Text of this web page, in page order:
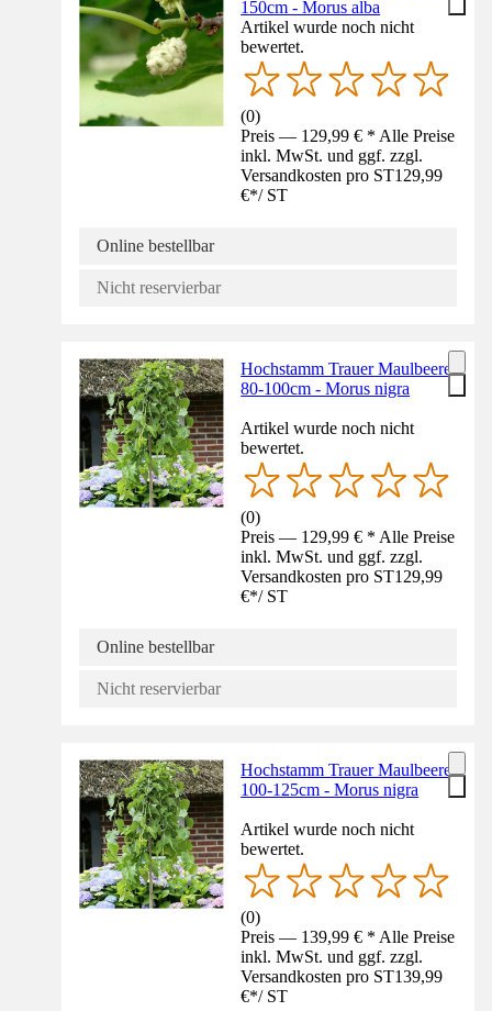
150cm - Morus alba
Artikel wurde noch nicht
bewertet.
(0)
Preis — 129,99 € * Alle Preise
inkl. MwSt. und ggf. zzgl.
Versandkosten pro ST129,99
€*/ ST
Online bestellbar
Nicht reservierbar
Hochstamm Trauer Maulbeere
80-100cm - Morus nigra
Artikel wurde noch nicht
bewertet.
(0)
Preis — 129,99 € * Alle Preise
inkl. MwSt. und ggf. zzgl.
Versandkosten pro ST129,99
€*/ ST
Online bestellbar
Nicht reservierbar
Hochstamm Trauer Maulbeere
100-125cm - Morus nigra
Artikel wurde noch nicht
bewertet.
(0)
Preis — 139,99 € * Alle Preise
inkl. MwSt. und ggf. zzgl.
Versandkosten pro ST139,99
€*/ ST